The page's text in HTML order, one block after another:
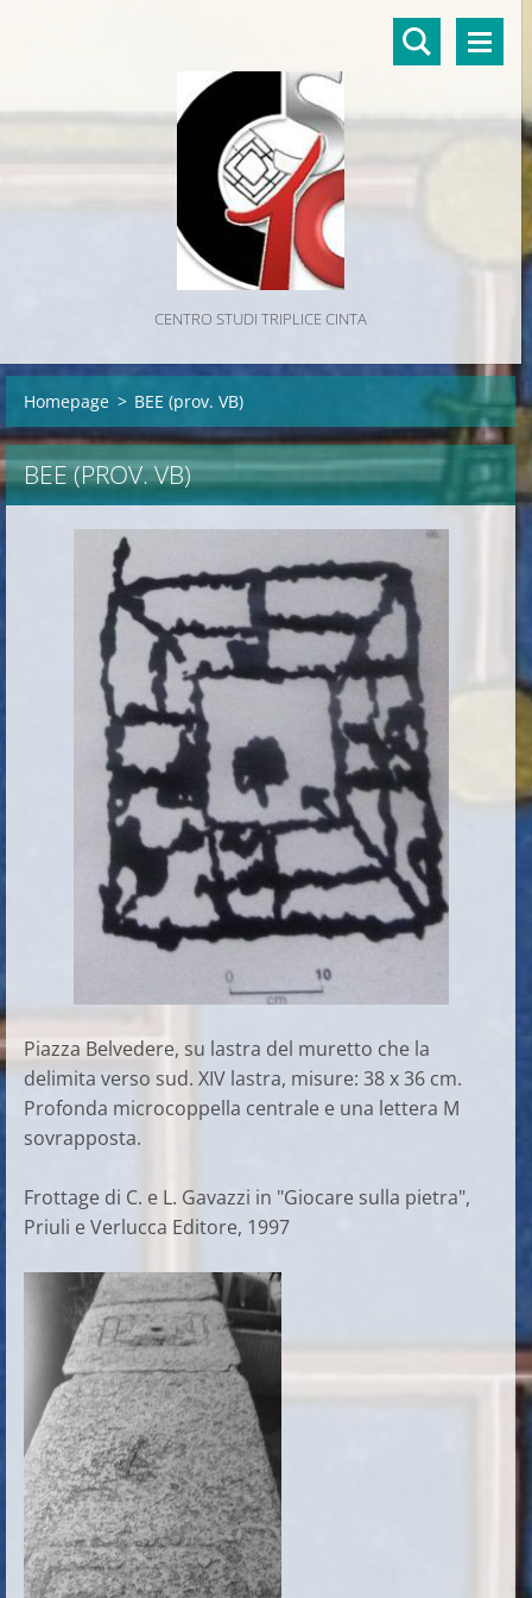
CENTRO STUDI TRIPLICE CINTA
Homepage > BEE (prov. VB)
BEE (PROV. VB)
Piazza Belvedere, su lastra del muretto che la
delimita verso sud. XIV lastra, misure: 38 x 36 cm.
Profonda microcoppella centrale e una lettera M
sovrapposta.
Frottage di C. e L. Gavazzi in "Giocare sulla pietra",
Priuli e Verlucca Editore, 1997